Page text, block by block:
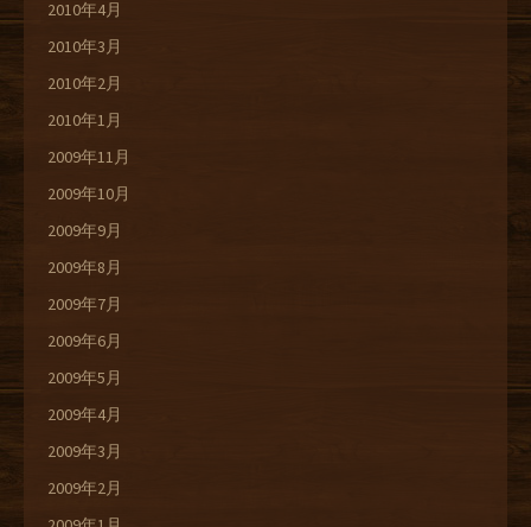
2010年4月
2010年3月
2010年2月
2010年1月
2009年11月
2009年10月
2009年9月
2009年8月
2009年7月
2009年6月
2009年5月
2009年4月
2009年3月
2009年2月